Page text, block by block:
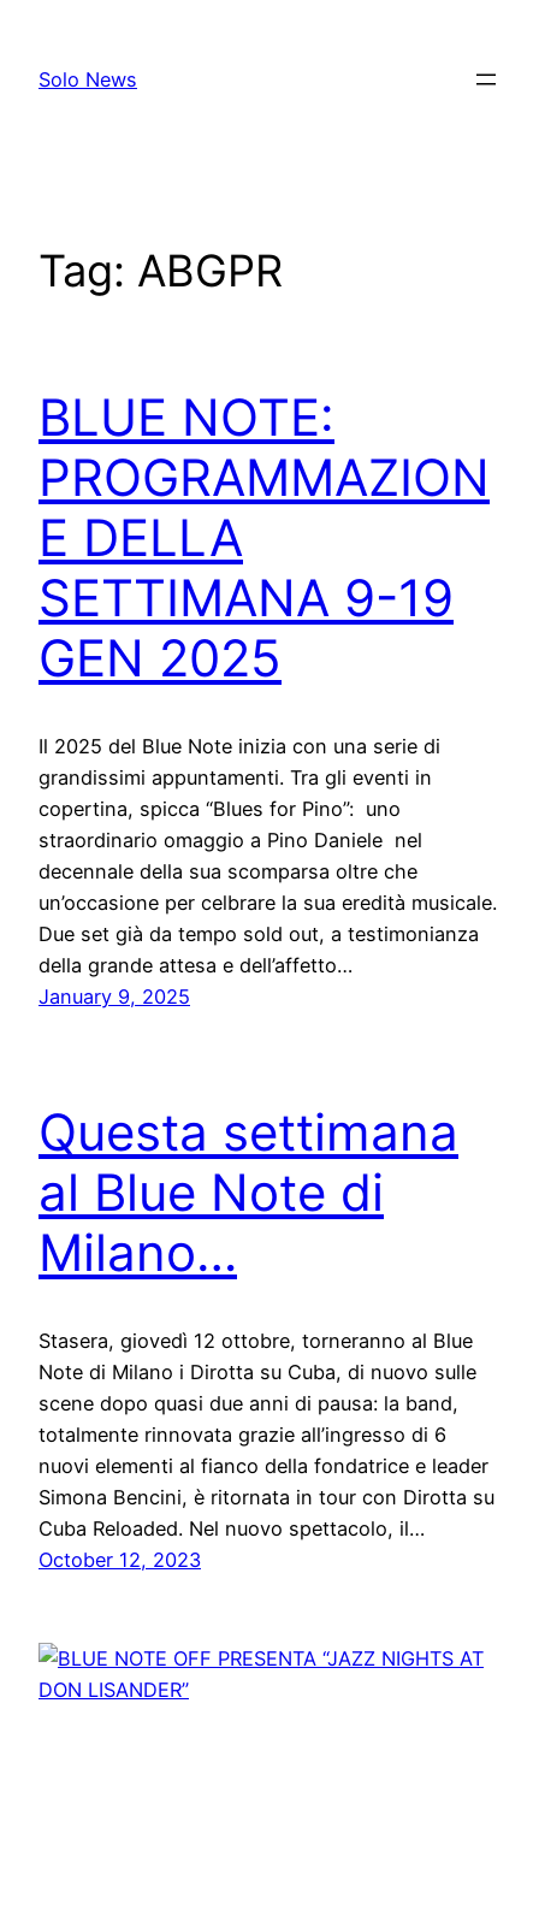
content
Solo News
Tag: ABGPR
BLUE NOTE:
PROGRAMMAZION
E DELLA
SETTIMANA 9-19
GEN 2025
Il 2025 del Blue Note inizia con una serie di
grandissimi appuntamenti. Tra gli eventi in
copertina, spicca “Blues for Pino”: uno
straordinario omaggio a Pino Daniele nel
decennale della sua scomparsa oltre che
un’occasione per celbrare la sua eredità musicale.
Due set già da tempo sold out, a testimonianza
della grande attesa e dell’affetto…
January 9, 2025
Questa settimana
al Blue Note di
Milano…
Stasera, giovedì 12 ottobre, torneranno al Blue
Note di Milano i Dirotta su Cuba, di nuovo sulle
scene dopo quasi due anni di pausa: la band,
totalmente rinnovata grazie all’ingresso di 6
nuovi elementi al fianco della fondatrice e leader
Simona Bencini, è ritornata in tour con Dirotta su
Cuba Reloaded. Nel nuovo spettacolo, il…
October 12, 2023